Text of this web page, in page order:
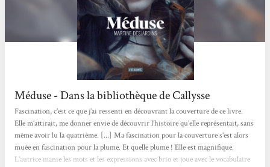
Méduse - Dans la bibliothèque de Callysse
Fascination, c’est ce que j’ai ressenti en découvrant la couverture de ce livre.
Elle m’attirait, me donner envie de découvrir l’histoire qu’elle représentait, sans
même avoir lu la quatrième. [...] Ma fascination pour la couverture s’est alors
muée en fascination pour la plume. Et quelle plume ! Elle est magnifique.
L’autrice manie les mots et les expressions avec brio et joue avec le vocabulaire